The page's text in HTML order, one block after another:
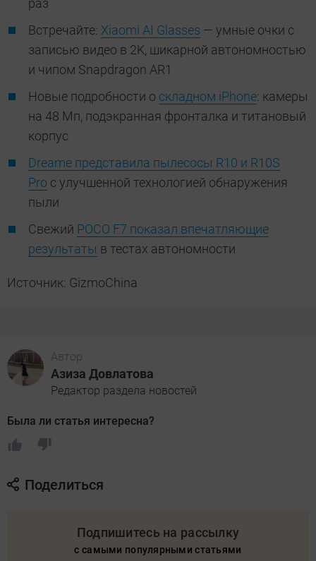
раз
Встречайте: Xiaomi AI Glasses — умные очки с
записью видео в 2K, шикарной автономностью
и чипом Snapdragon AR1
Новые подробности о складном iPhone: камеры
на 48 Мп, подэкранная фронталка и титановый
корпус
Dreame представила пылесосы R10 и R10S
Pro с улучшенной технологией обнаружения
пыли
Свежий POCO F7 показал впечатляющие
результаты в тестах автономности
Источник: GizmoChina
Автор
Азиза Довлатова
Редактор раздела новостей
Была ли статья интересна?
Поделиться
Подпишитесь на рассылку
с самыми популярными статьями